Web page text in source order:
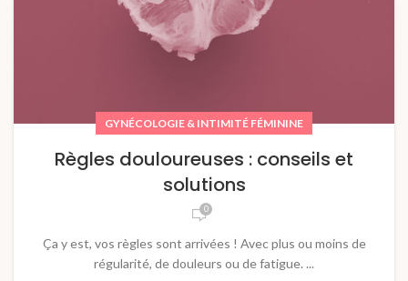
GYNÉCOLOGIE & INTIMITÉ FÉMININE
Règles douloureuses : conseils et
solutions
0
Ça y est, vos règles sont arrivées ! Avec plus ou moins de
régularité, de douleurs ou de fatigue. ...